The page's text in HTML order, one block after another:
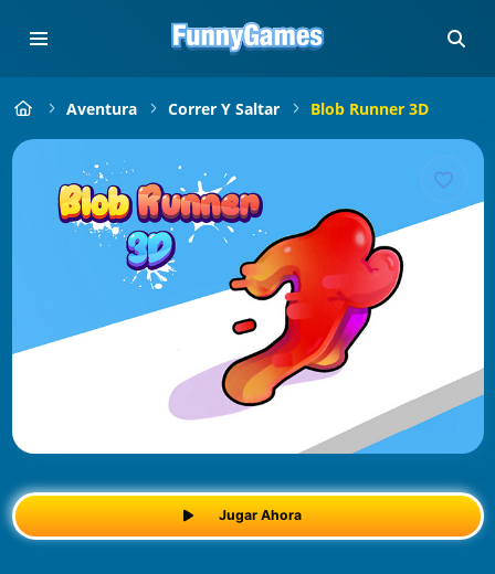
Aventura Correr Y Saltar Blob Runner 3D
Jugar Ahora